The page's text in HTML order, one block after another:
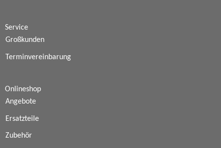
Service
Großkunden
Terminvereinbarung
Onlineshop
Angebote
Ersatzteile
Zubehör